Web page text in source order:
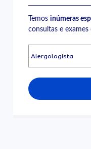
Temosinúmeras
consultas e